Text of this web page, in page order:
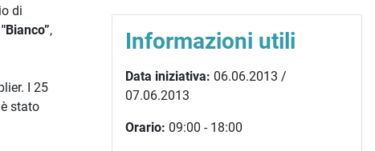
di
"Bianco”,
I 25
stato
Informazioni utili
Data iniziativa: 06.06.2013 /
07.06.2013
Orario: 09:00 - 18:00